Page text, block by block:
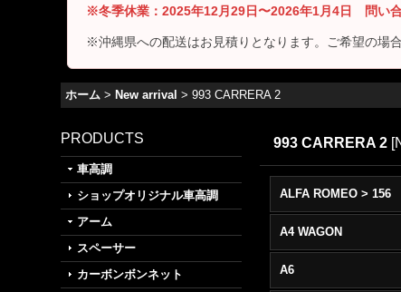
※冬季休業：2025年12月29日〜2026年1月4日 問い
※沖縄県への配送はお見積りとなります。ご希望の場
ホーム > New arrival > 993 CARRERA 2
PRODUCTS
車高調
ショップオリジナル車高調
アーム
スペーサー
カーボンボンネット
993 CARRERA 2 [
ALFA ROMEO > 156
A4 WAGON
A6